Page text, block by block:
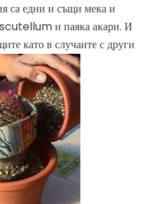
са едни и същи мека и
scutellum и паяка акари. И
като в случаите с други